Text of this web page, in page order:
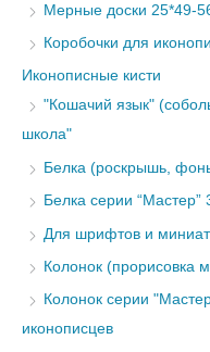
Мерные доски 25*49-
Коробочки для
Иконописные кисти
"Кошачий язык"
школа"
Белка (роскрышь,
Белка серии
Для шрифтов и
Колонок (прорисовка
Колонок серии
иконописцев